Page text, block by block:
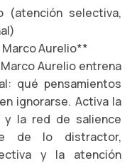
selectiva,
Marco Aurelio**
Aurelio entrena
qué pensamientos
ignorarse. Activa la
y la red de salience
de lo distractor,
y la atención